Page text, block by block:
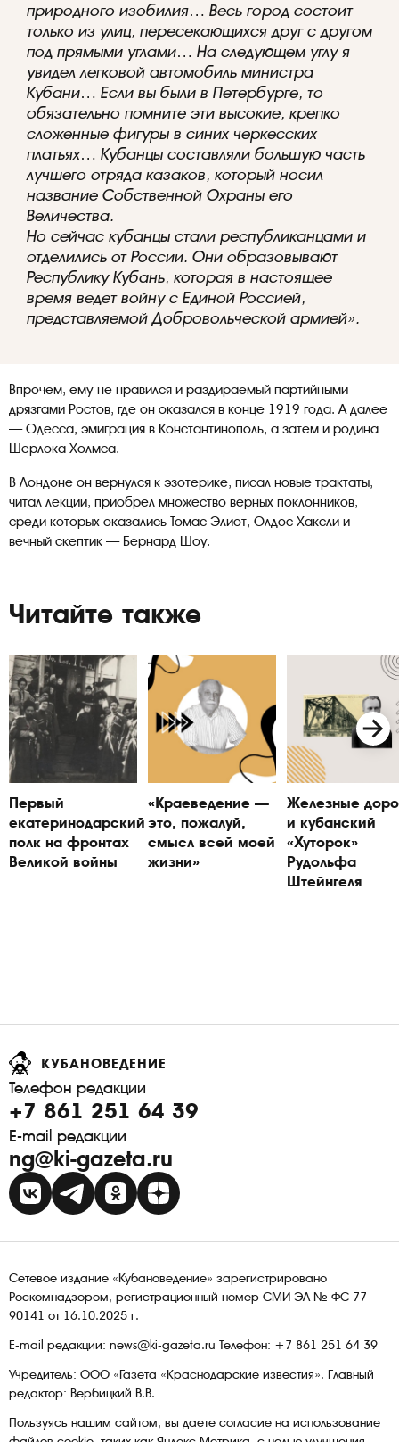
природного изобилия… Весь город состоит
только из улиц, пересекающихся друг с другом
под прямыми углами… На следующем углу я
увидел легковой автомобиль министра
Кубани… Если вы были в Петербурге, то
обязательно помните эти высокие, крепко
сложенные фигуры в синих черкесских
платьях… Кубанцы составляли большую часть
лучшего отряда казаков, который носил
название Собственной Охраны его
Величества.
Но сейчас кубанцы стали республиканцами и
отделились от России. Они образовывают
Республику Кубань, которая в настоящее
время ведет войну с Единой Россией,
представляемой Добровольческой армией».
Впрочем, ему не нравился и раздираемый партийными
дрязгами Ростов, где он оказался в конце 1919 года. А далее
— Одесса, эмиграция в Константинополь, а затем и родина
Шерлока Холмса.
В Лондоне он вернулся к эзотерике, писал новые трактаты,
читал лекции, приобрел множество верных поклонников,
среди которых оказались Томас Элиот, Олдос Хаксли и
вечный скептик — Бернард Шоу.
Читайте также
Первый
екатеринодарский
полк на фронтах
Великой войны
«Краеведение —
это, пожалуй,
смысл всей моей
жизни»
Железные
и кубанский
«Хуторок»
Рудольфа
Штейнгеля
КУБАНОВЕДЕНИЕ
Телефон редакции
+7 861 251 64 39
E-mail редакции
ng@ki-gazeta.ru
Сетевое издание «Кубановедение» зарегистрировано
Роскомнадзором, регистрационный номер СМИ ЭЛ № ФС 77 -
90141 от 16.10.2025 г.
E-mail редакции: news@ki-gazeta.ru Телефон: +7 861 251 64 39
Учредитель: ООО «Газета «Краснодарские известия». Главный
редактор: Вербицкий В.В.
Пользуясь нашим сайтом, вы даете согласие на использование